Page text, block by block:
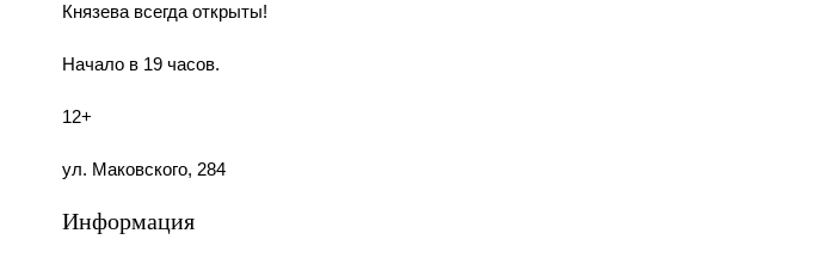
Князева всегда открыты!
Начало в 19 часов.
12+
ул. Маковского, 284
Информация